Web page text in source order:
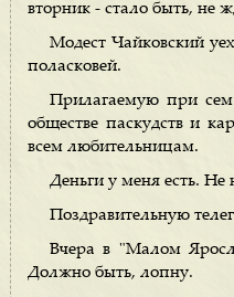
вторник - стало быть, не
Модест Чайковский
поласковей.
Прилагаемую при сем
обществе паскудств и
всем любительницам.
Деньги у меня есть.
Поздравительную
Вчера в "Малом
Должно быть, лопну.